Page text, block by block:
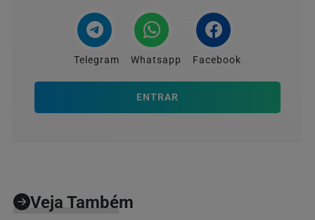
Telegram Whatsapp Facebook
ENTRAR
Veja Também